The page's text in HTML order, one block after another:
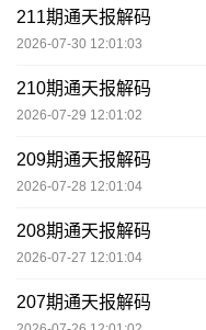
211期通天报解码
2026-07-30 12:01:03
210期通天报解码
2026-07-29 12:01:02
209期通天报解码
2026-07-28 12:01:04
208期通天报解码
2026-07-27 12:01:04
207期通天报解码